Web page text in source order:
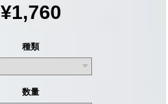
¥1,760
種類
数量